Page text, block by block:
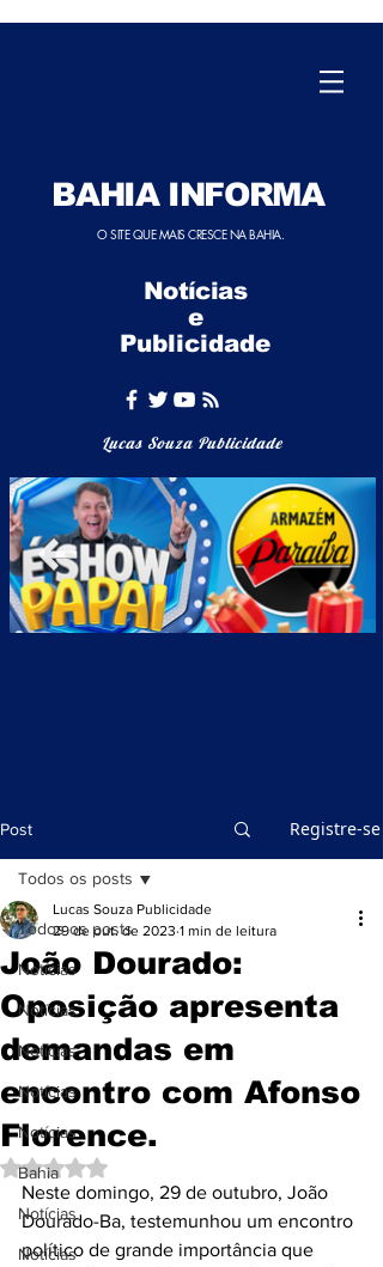
BAHIA INFORMA
O SITE QUE MAIS CRESCE NA BAHIA.
Notícias
e
Publicidade
Lucas Souza Publicidade
Post Registre-se
Todos os posts
Notícias
Notícias
Notícias
Notícias
Notícias
Bahia
Notícias
Notícias
Todos os posts
João Dourado:
Oposição apresenta
demandas em
encontro com Afonso
Florence.
Lucas Souza Publicidade
29 de out. de 2023 1 min de leitura
Avaliado com NaN de 5 estrelas.
Neste domingo, 29 de outubro, João
Dourado-Ba, testemunhou um encontro
político de grande importância que